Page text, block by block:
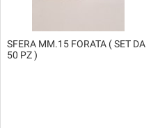
SFERA MM.15 FORATA ( SET DA
50 PZ )